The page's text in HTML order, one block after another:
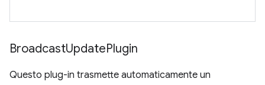
BroadcastUpdatePlugin
Questo plug-in trasmette automaticamente un